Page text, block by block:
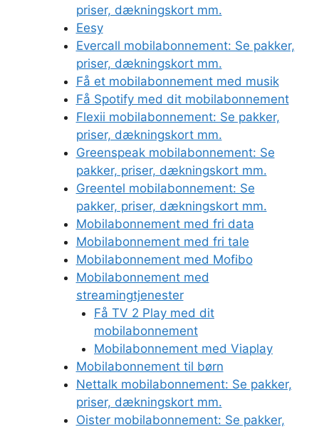
priser, dækningskort mm.
Eesy
Evercall mobilabonnement: Se pakker,
priser, dækningskort mm.
Få et mobilabonnement med musik
Få Spotify med dit mobilabonnement
Flexii mobilabonnement: Se pakker,
priser, dækningskort mm.
Greenspeak mobilabonnement: Se
pakker, priser, dækningskort mm.
Greentel mobilabonnement: Se
pakker, priser, dækningskort mm.
Mobilabonnement med fri data
Mobilabonnement med fri tale
Mobilabonnement med Mofibo
Mobilabonnement med
streamingtjenester
Få TV 2 Play med dit
mobilabonnement
Mobilabonnement med Viaplay
Mobilabonnement til børn
Nettalk mobilabonnement: Se pakker,
priser, dækningskort mm.
Oister mobilabonnement: Se pakker,